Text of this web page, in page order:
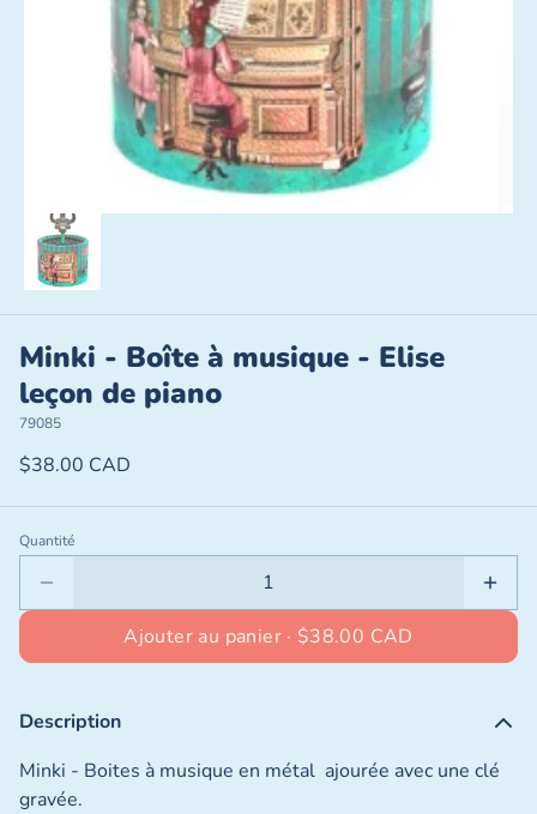
Minki - Boîte à musique - Elise
leçon de piano
79085
$38.00 CAD
Quantité
Ajouter au panier · $38.00 CAD
Description
Minki - Boites à musique en métal ajourée avec une clé
gravée.